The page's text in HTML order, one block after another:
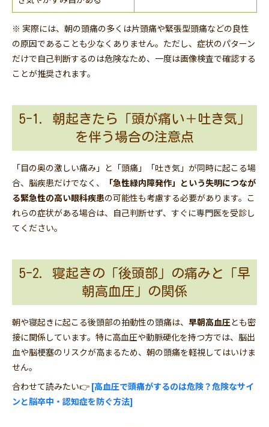
※ 実際には、朝の頭痛の多くは片頭痛や緊張型頭痛などの良性
の原因であることも少なくありません。ただし、症状のパターン
だけで自己判断するのは危険なため、一度は画像検査で確認する
ことが推奨されます。
5-1. 朝起きたら「頭が痛い＋吐き気」
を伴う場合の注意点
「目の奥の激しい痛み」と「頭痛」「吐き気」が同時に起こる場
合、脳疾患だけでなく、
「急性緑内障発作」という失明につなが
る緊急性の高い眼科疾患の可能性も考慮する必要があります。こ
れらの症状がある場合は、自己判断せず、すぐに専門医を受診し
てください。
5-2. 寝起きの「後頭部」の痛みと「早
朝高血圧」の関係
朝や寝起きに起こる後頭部の拍動性の頭痛は、 早朝高血圧とも密
接に関係しています。特に高血圧や動脈硬化を持つ方では、脳出
血や脳梗塞のリスクが高まるため、朝の頭痛を軽視してはいけま
せん。
合わせて読みたい👉 [高血圧で頭痛がするのは危険？危険なサイ
ンと脳卒中・認知症を防ぐ方法]